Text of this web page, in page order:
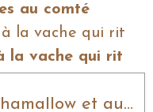
au comté
la vache qui rit
Barres de céréales au chamallow et au chocolat